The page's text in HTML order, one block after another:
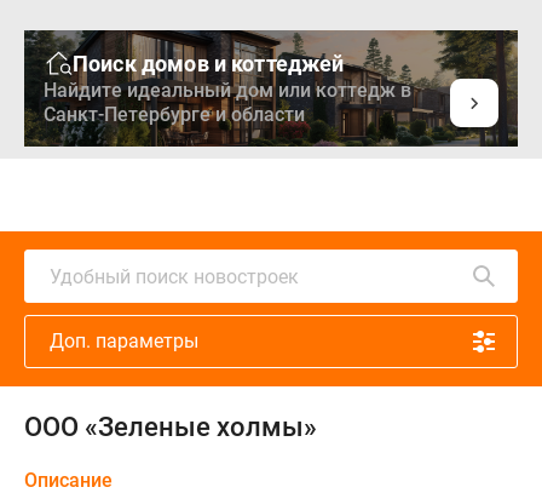
Поиск домов и коттеджей
Найдите идеальный дом или коттедж в
Санкт-Петербурге и области
Удобный поиск новостроек
Доп. параметры
ООО «Зеленые холмы»
Описание